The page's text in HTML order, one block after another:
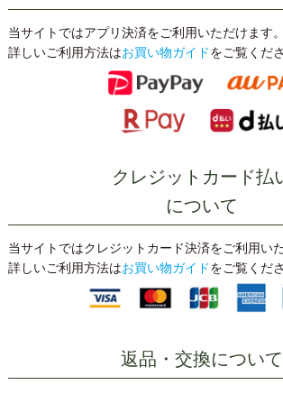
当サイトではアプリ決済をご利用いただけます。
詳しいご利用方法はお買い物ガイド をご覧くだ
クレジットカード払
について
当サイトではクレジットカード決済をご利用い
詳しいご利用方法はお買い物ガイド をご覧くだ
返品・交換について